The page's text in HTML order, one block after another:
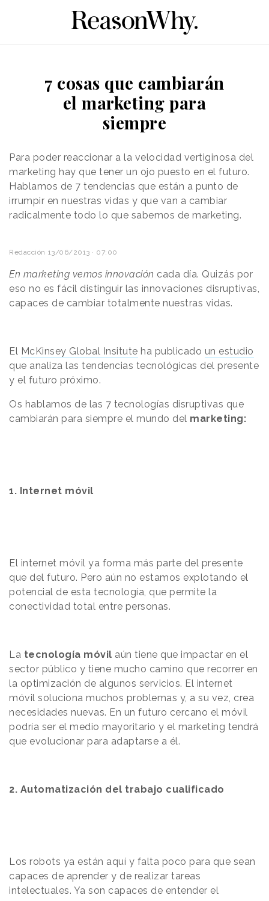
7 cosas que cambiarán
el marketing para
siempre
Para poder reaccionar a la velocidad vertiginosa del
marketing hay que tener un ojo puesto en el futuro.
Hablamos de 7 tendencias que están a punto de
irrumpir en nuestras vidas y que van a cambiar
radicalmente todo lo que sabemos de marketing.
Redacción 13/06/2013 · 07:00
En marketing vemos innovación cada día. Quizás por
eso no es fácil distinguir las innovaciones disruptivas,
capaces de cambiar totalmente nuestras vidas.
El McKinsey Global Insitute ha publicado un estudio
que analiza las tendencias tecnológicas del presente
y el futuro próximo.
Os hablamos de las 7 tecnologías disruptivas que
cambiarán para siempre el mundo del marketing:
1. Internet móvil
El internet móvil ya forma más parte del presente
que del futuro. Pero aún no estamos explotando el
potencial de esta tecnología, que permite la
conectividad total entre personas.
La tecnología móvil aún tiene que impactar en el
sector público y tiene mucho camino que recorrer en
la optimización de algunos servicios. El internet
móvil soluciona muchos problemas y, a su vez, crea
necesidades nuevas. En un futuro cercano el móvil
podría ser el medio mayoritario y el marketing tendrá
que evolucionar para adaptarse a él.
2. Automatización del trabajo cualificado
Los robots ya están aquí y falta poco para que sean
capaces de aprender y de realizar tareas
intelectuales. Ya son capaces de entender el